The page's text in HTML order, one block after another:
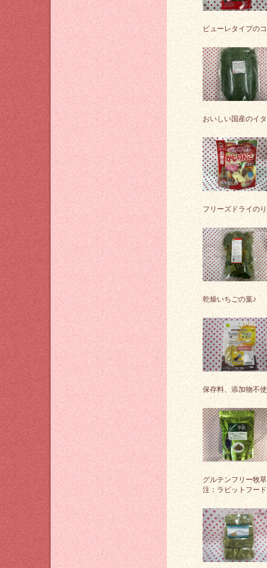
ピューレタイプの
おいしい国産のイ
フリーズドライの
乾燥いちごの葉♪
保存料、添加物不
グルテンフリー牧
注：ラビットフー